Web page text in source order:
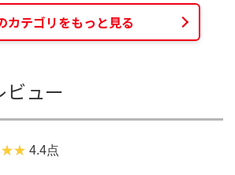
カテゴリをもっと見る
ビュー
4.4点